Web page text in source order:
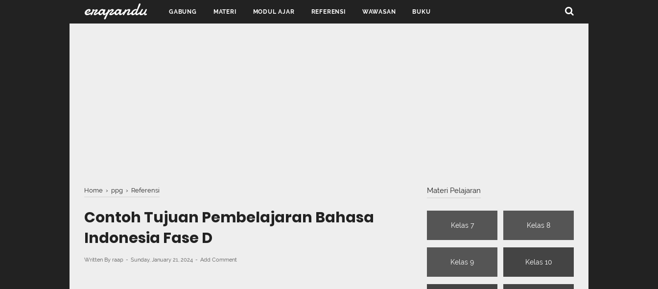
erapandu GABUNG MATERI MODUL AJAR REFERENSI WAWASAN BUKU
Home › ppg › Referensi
Contoh Tujuan Pembelajaran Bahasa
Indonesia Fase D
Written By raap Sunday, January 21, 2024 Add Comment
Materi Pelajaran
Kelas 7 Kelas 8
Kelas 9 Kelas 10